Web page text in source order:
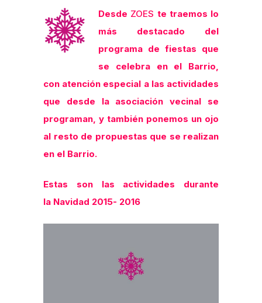
Desde ZOES te traemos lo
más destacado del
programa de fiestas que
se celebra en el Barrio,
con atención especial a las actividades
que desde la asociación vecinal se
programan, y también ponemos un ojo
al resto de propuestas que se realizan
en el Barrio.
Estas son las actividades durante
la Navidad 2015- 2016